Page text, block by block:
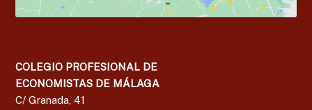
COLEGIO PROFESIONAL DE
ECONOMISTAS DE MÁLAGA
C/ Granada, 41